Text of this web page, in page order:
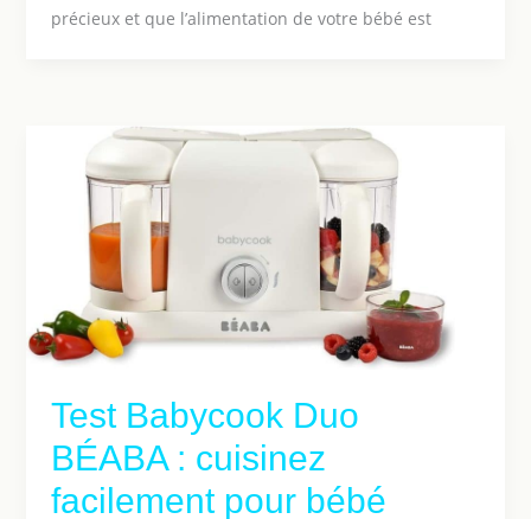
précieux et que l’alimentation de votre bébé est
Test Babycook Duo
BÉABA : cuisinez
facilement pour bébé